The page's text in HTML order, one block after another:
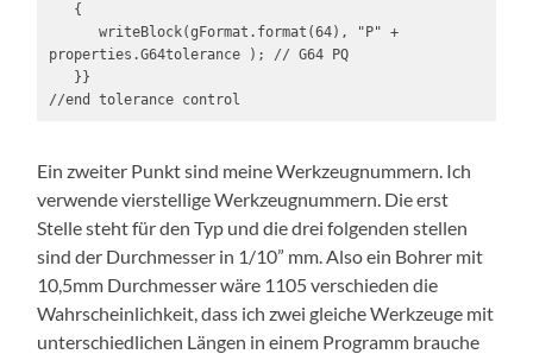
properties.G64tolerance ); // G64 PQ
//end tolerance control
Ein zweiter Punkt sind meine Werkzeugnummern. Ich
verwende vierstellige Werkzeugnummern. Die erst
Stelle steht für den Typ und die drei folgenden stellen
sind der Durchmesser in 1/10” mm. Also ein Bohrer mit
10,5mm Durchmesser wäre 1105 verschieden die
Wahrscheinlichkeit, dass ich zwei gleiche Werkzeuge mit
unterschiedlichen Längen in einem Programm brauche